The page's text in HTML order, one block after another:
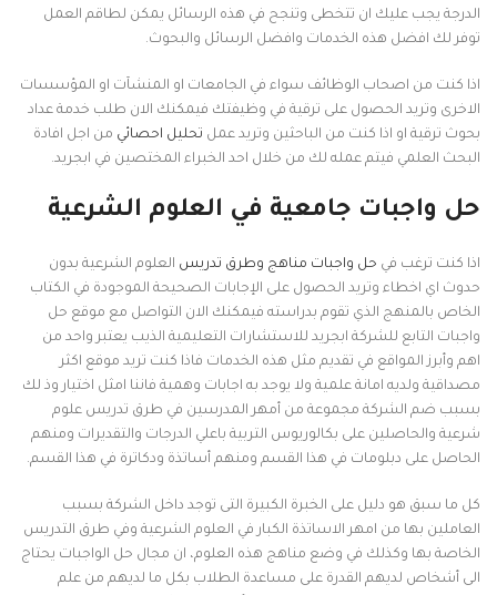
الدرجة يجب عليك ان تتخطى وتنجح في هذه الرسائل يمكن لطاقم العمل
توفر لك افضل هذه الخدمات وافضل الرسائل والبحوث.
اذا كنت من اصحاب الوظائف سواء في الجامعات او المنشآت او المؤسسات
الاخرى وتريد الحصول على ترقية في وظيفتك فيمكنك الان طلب خدمة عداد
بحوث ترقية او اذا كنت من الباحثين وتريد عمل تحليل احصائي من اجل افادة
البحث العلمي فيتم عمله لك من خلال احد الخبراء المختصين في ابجريد.
حل واجبات جامعية في العلوم الشرعية
اذا كنت ترغب في حل واجبات مناهج وطرق تدريس العلوم الشرعية بدون
حدوث اي اخطاء وتريد الحصول على الإجابات الصحيحة الموجودة في الكتاب
الخاص بالمنهج الذي تقوم بدراسته فيمكنك الان التواصل مع موقع حل
واجبات التابع للشركة ابجريد للاستشارات التعليمية الذيب يعتبر واحد من
اهم وأبرز المواقع في تقديم مثل هذه الخدمات فاذا كنت تريد موقع اكثر
مصداقية ولديه امانة علمية ولا يوجد به اجابات وهمية فاننا امثل اختيار وذ لك
بسبب ضم الشركة مجموعة من أمهر المدرسين في طرق تدريس علوم
شرعية والحاصلين على بكالوريوس التربية باعلي الدرجات والتقديرات ومنهم
الحاصل على دبلومات في هذا القسم ومنهم أساتذة ودكاترة في هذا القسم.
كل ما سبق هو دليل على الخبرة الكبيرة التى توجد داخل الشركة بسبب
العاملين بها من امهر الاساتذة الكبار في العلوم الشرعية وفي طرق التدريس
الخاصة بها وكذلك في وضع مناهج هذه العلوم، ان مجال حل الواجبات يحتاج
الى أشخاص لديهم القدرة على مساعدة الطلاب بكل ما لديهم من علم